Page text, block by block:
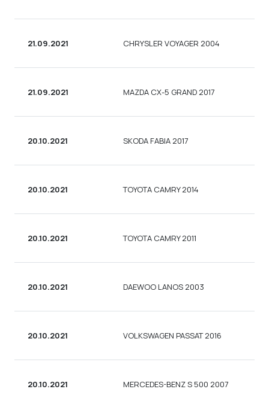
21.09.2021 CHRYSLER VOYAGER 2004
21.09.2021 MAZDA CX-5 GRAND 2017
20.10.2021 SKODA FABIA 2017
20.10.2021 TOYOTA CAMRY 2014
20.10.2021 TOYOTA CAMRY 2011
20.10.2021 DAEWOO LANOS 2003
20.10.2021 VOLKSWAGEN PASSAT 2016
20.10.2021 MERCEDES-BENZ S 500 2007